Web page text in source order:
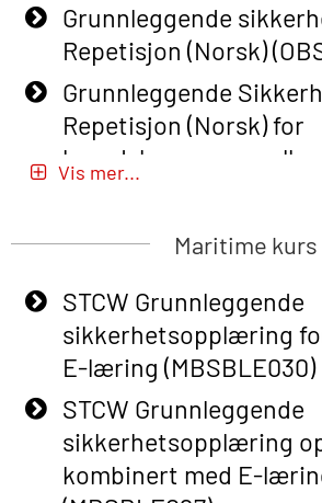
Grunnleggende
Repetisjon (Norsk)
Grunnleggende
Repetisjon (Norsk) for
beredskapspersonell
E-læring (OBSBLE051)
Basic Safety Training
Adaptive E-learning
Basic Safety Training –
Course (English) with
(OBSBLE048)
Basic Safety Training –
Course (English)
Basic Safety Training –
Vis mer...
Maritime kurs
STCW Grunnleggende
sikkerhetsopplæring
E-læring (MBSBLE030)
STCW Grunnleggende
sikkerhetsopplæring
kombinert med E-